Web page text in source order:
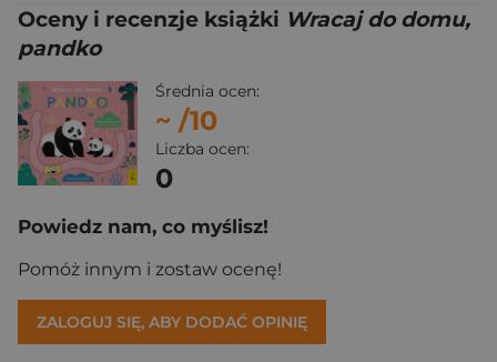
Oceny i recenzje książki Wracaj do domu,
pandko
Średnia ocen:
~ /10
Liczba ocen:
0
Powiedz nam, co myślisz!
Pomóż innym i zostaw ocenę!
ZALOGUJ SIĘ, ABY DODAĆ OPINIĘ